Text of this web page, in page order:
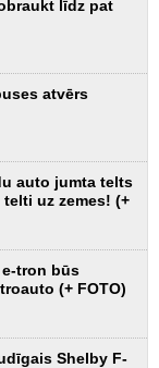
līdz pat
atvērs
auto jumta telts
uz zemes! (+
e-tron būs
(+ FOTO)
Shelby F-